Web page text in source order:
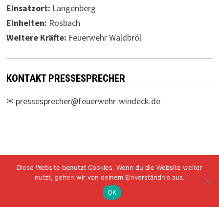
Einsatzort: Langenberg
Einheiten: Rosbach
Weitere Kräfte: Feuerwehr Waldbröl
KONTAKT PRESSESPRECHER
✉ pressesprecher@feuerwehr-windeck.de
Freiwillige Feuerwehr Windeck Mit Stolz präsentiert von
undBam
Diese Website benutzt Cookies. Wenn du die Website weiter
nutzt, gehen wir von deinem Einverständnis aus.
OK